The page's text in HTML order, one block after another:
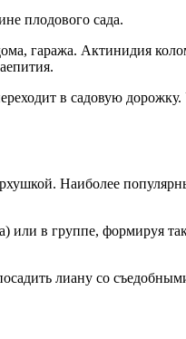
плодового сада.
гаража. Актинидия
в садовую
Наиболее
или в группе, формируя
лиану со